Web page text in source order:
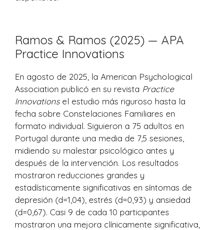
Ramos & Ramos (2025) — APA
Practice Innovations
En agosto de 2025, la American Psychological
Association publicó en su revista Practice
Innovationsel estudio más riguroso hasta la
fecha sobre Constelaciones Familiares en
formato individual. Siguieron a 75 adultos en
Portugal durante una media de 7,5 sesiones,
midiendo su malestar psicológico antes y
después de la intervención. Los resultados
mostraron reducciones grandes y
estadísticamente significativas en síntomas de
depresión (d=1,04), estrés (d=0,93) y ansiedad
(d=0,67). Casi 9 de cada 10 participantes
mostraron una mejora clínicamente significativa,